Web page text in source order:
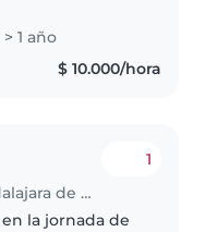
gusta cocinar
las
gracias a la
1 año
$ 10.000/hora
Niñera en Guadalajara de Buga
1
la jornada de